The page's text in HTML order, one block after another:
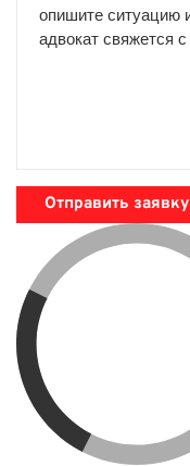
Отправить заявку